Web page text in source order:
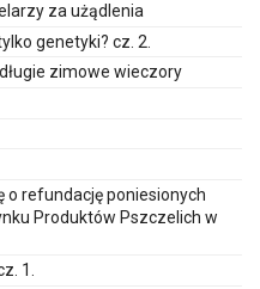
za użądlenia
genetyki? cz. 2.
zimowe wieczory
o refundację poniesionych
Produktów Pszczelich w
1.